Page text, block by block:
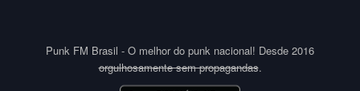
Punk FM Brasil - O melhor do punk nacional! Desde 2016
orgulhosamente sem propagandas.